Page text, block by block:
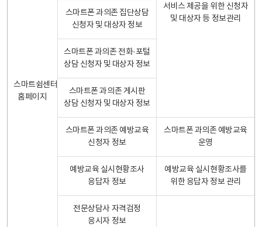
스마트쉼센터
홈페이지
서비스 제공을 위한 신청자
및 대상자 등 정보관리
스마트폰 과의존 집단상담
신청자 및 대상자 정보
스마트폰 과의존 전화·포털
상담 신청자 및 대상자 정보
스마트폰 과의존 게시판
상담 신청자 및 대상자 정보
스마트폰 과의존 예방교육
신청자 정보
스마트폰 과의존 예방교육
운영
예방교육 실시현황조사
응답자 정보
예방교육 실시현황조사를
위한 응답자 정보 관리
전문상담사 자격검정
응시자 정보